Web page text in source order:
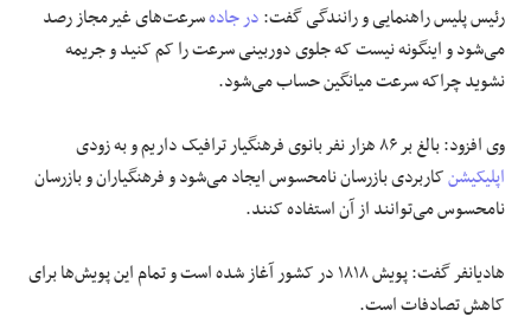
رئیس پلیس راهنمایی و رانندگی گفت:در جادهسرعت‌های غیرمجاز رصد
می‌شود و اینگونه نیست که جلوی دوربینی سرعت را کم کنید و جریمه
نشوید چراکه سرعت میانگین حساب می‌شود.
وی افزود: بالغ بر ۸۶ هزار نفر بانوی فرهنگیار ترافیک داریم و به زودی
اپلیکیشنکاربردی بازرسان نامحسوس ایجاد می‌شود و فرهنگیاران و بازرسان
نامحسوس می‌توانند از آن استفاده کنند.
هادیانفر گفت: پویش ۱۸۱۸ در کشور آغاز شده است و تمام این پویش‌ها برای
کاهش تصادفات است.